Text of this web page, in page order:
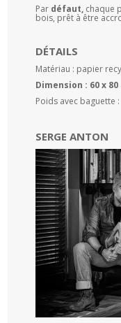
Par défaut, chaque
bois, prêt à être
DÉTAILS
Matériau : papier
Dimension : 60 x 80
Poids avec baguette
SERGE ANTON